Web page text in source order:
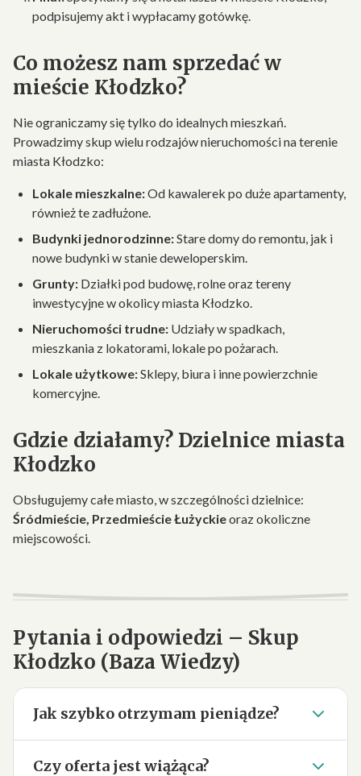
podpisujemy akt i wypłacamy gotówkę.
Co możesz nam sprzedać w
mieście Kłodzko?
Nie ograniczamy się tylko do idealnych mieszkań.
Prowadzimy skup wielu rodzajów nieruchomości na terenie
miasta Kłodzko:
Lokale mieszkalne:Od kawalerek po duże apartamenty,
również te zadłużone.
Budynki jednorodzinne:Stare domy do remontu, jak i
nowe budynki w stanie deweloperskim.
Grunty: Działki pod budowę, rolne oraz tereny
inwestycyjne w okolicy miasta Kłodzko.
Nieruchomości trudne: Udziały w spadkach,
mieszkania z lokatorami, lokale po pożarach.
Lokale użytkowe:Sklepy, biura i inne powierzchnie
komercyjne.
Gdzie działamy? Dzielnice miasta
Kłodzko
Obsługujemy całe miasto, w szczególności dzielnice:
Śródmieście, Przedmieście Łużyckieoraz okoliczne
miejscowości.
Pytania i odpowiedzi – Skup
Kłodzko (Baza Wiedzy)
Jak szybko otrzymam pieniądze?
Czy oferta jest wiążąca?